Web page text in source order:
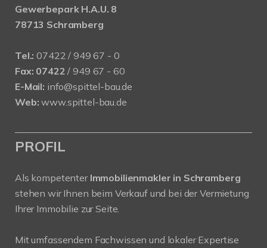
Gewerbepark H.A.U. 8
78713 Schramberg
Tel.: 07422 / 949 67 - 0
Fax: 07422 / 949 67 - 60
E-Mail: info@spittel-bau.de
Web: www.spittel-bau.de
PROFIL
Als kompetenter Immobilienmakler in Schramberg
stehen wir Ihnen beim Verkauf und bei der Vermietung
Ihrer Immobilie zur Seite.
Mit umfassendem Fachwissen und lokaler Expertise